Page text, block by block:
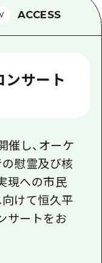
ズム
ご紹介！
ACCESS
ンサート
催し、オーケ
慰霊及び核
現への市民
けて恒久平
サートをお